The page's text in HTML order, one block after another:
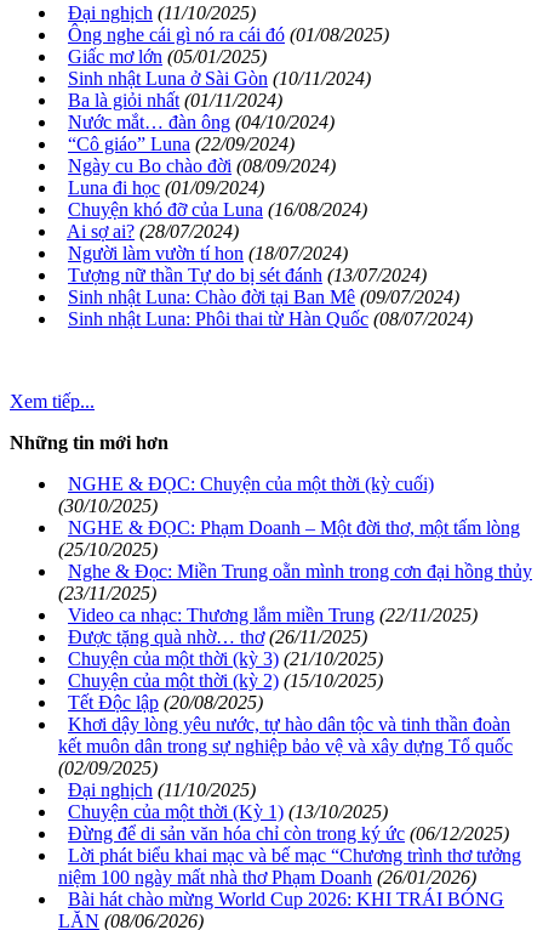
Đại nghịch (11/10/2025)
Ông nghe cái gì nó ra cái đó (01/08/2025)
Giấc mơ lớn (05/01/2025)
Sinh nhật Luna ở Sài Gòn (10/11/2024)
Ba là giỏi nhất (01/11/2024)
Nước mắt… đàn ông (04/10/2024)
“Cô giáo” Luna (22/09/2024)
Ngày cu Bo chào đời (08/09/2024)
Luna đi học (01/09/2024)
Chuyện khó đỡ của Luna (16/08/2024)
Ai sợ ai? (28/07/2024)
Người làm vườn tí hon (18/07/2024)
Tượng nữ thần Tự do bị sét đánh (13/07/2024)
Sinh nhật Luna: Chào đời tại Ban Mê (09/07/2024)
Sinh nhật Luna: Phôi thai từ Hàn Quốc (08/07/2024)
Xem tiếp...
Những tin mới hơn
NGHE & ĐỌC: Chuyện của một thời (kỳ cuối)
(30/10/2025)
NGHE & ĐỌC: Phạm Doanh – Một đời thơ, một tấm lòng
(25/10/2025)
Nghe & Đọc: Miền Trung oằn mình trong cơn đại hồng thủy
(23/11/2025)
Video ca nhạc: Thương lắm miền Trung (22/11/2025)
Được tặng quà nhờ… thơ (26/11/2025)
Chuyện của một thời (kỳ 3) (21/10/2025)
Chuyện của một thời (kỳ 2) (15/10/2025)
Tết Độc lập (20/08/2025)
Khơi dậy lòng yêu nước, tự hào dân tộc và tinh thần đoàn
kết muôn dân trong sự nghiệp bảo vệ và xây dựng Tổ quốc
(02/09/2025)
Đại nghịch (11/10/2025)
Chuyện của một thời (Kỳ 1) (13/10/2025)
Đừng để di sản văn hóa chỉ còn trong ký ức (06/12/2025)
Lời phát biểu khai mạc và bế mạc “Chương trình thơ tưởng
niệm 100 ngày mất nhà thơ Phạm Doanh (26/01/2026)
Bài hát chào mừng World Cup 2026: KHI TRÁI BÓNG
LĂN (08/06/2026)